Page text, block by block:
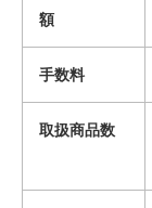
額
手数料
取扱商品数